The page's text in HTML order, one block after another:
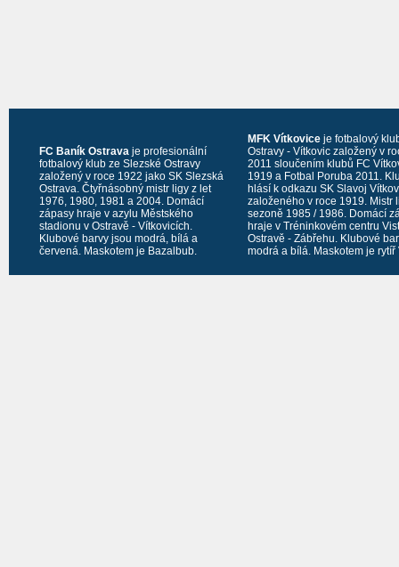
FC Baník Ostrava je profesionální
fotbalový klub ze Slezské Ostravy
založený v roce 1922 jako SK Slezská
Ostrava. Čtyřnásobný mistr ligy z let
1976, 1980, 1981 a 2004. Domácí
zápasy hraje v azylu Městského
stadionu v Ostravě - Vítkovicích.
Klubové barvy jsou modrá, bílá a
červená. Maskotem je Bazalbub.
MFK Vítkovice je fotbalový
Ostravy - Vítkovic založený v
2011 sloučením klubů FC
1919 a Fotbal Poruba 2011.
hlásí k odkazu SK Slavoj
založeného v roce 1919. Mistr
sezoně 1985 / 1986. Domácí
hraje v Tréninkovém centru
Ostravě - Zábřehu. Klubové
modrá a bílá. Maskotem je rytíř